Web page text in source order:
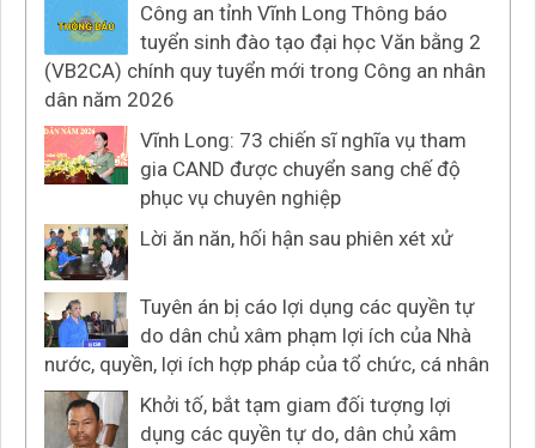
Công an tỉnh Vĩnh Long Thông báo
tuyển sinh đào tạo đại học Văn bằng 2
(VB2CA) chính quy tuyển mới trong Công an nhân
dân năm 2026
Vĩnh Long: 73 chiến sĩ nghĩa vụ tham
gia CAND được chuyển sang chế độ
phục vụ chuyên nghiệp
Lời ăn năn, hối hận sau phiên xét xử
Tuyên án bị cáo lợi dụng các quyền tự
do dân chủ xâm phạm lợi ích của Nhà
nước, quyền, lợi ích hợp pháp của tổ chức, cá nhân
Khởi tố, bắt tạm giam đối tượng lợi
dụng các quyền tự do, dân chủ xâm